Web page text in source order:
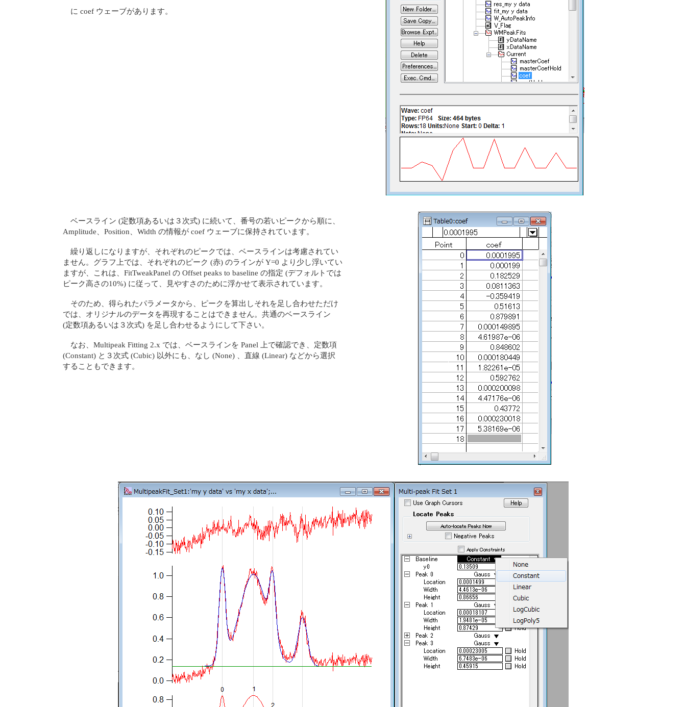
に coef ウェーブがあります。
ベースライン (定数項あるいは３次式) に続いて、番号の若いピークから順に、
Amplitude、Position、Width の情報が coef ウェーブに保持されています。
繰り返しになりますが、それぞれのピークでは、ベースラインは考慮されてい
ません。グラフ上では、それぞれのピーク (赤) のラインが Y=0 より少し浮いてい
ますが、これは、FitTweakPanel の Offset peaks to baseline の指定 (デフォルトでは
ピーク高さの10%) に従って、見やすさのために浮かせて表示されています。
そのため、得られたパラメータから、ピークを算出しそれを足し合わせただけ
では、オリジナルのデータを再現することはできません。共通のベースライン
(定数項あるいは３次式) を足し合わせるようにして下さい。
なお、Multipeak Fitting 2.x では、ベースラインを Panel 上で確認でき、定数項
(Constant) と３次式 (Cubic) 以外にも、なし (None) 、直線 (Linear) などから選択
することもできます。